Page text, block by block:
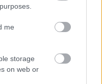
me
storage
on web or